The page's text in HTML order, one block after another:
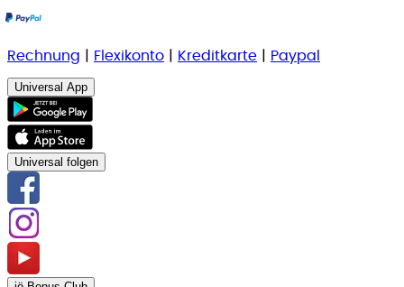
Rechnung Flexikonto Kreditkarte Paypal
Universal App
Universal folgen